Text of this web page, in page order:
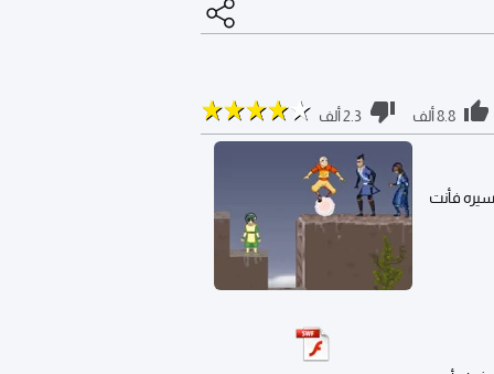
8.8 ألف 2.3 ألف
فأنت